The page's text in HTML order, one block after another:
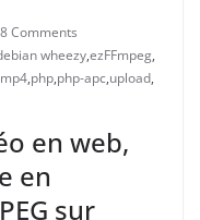
Comments
wheezy,ezFFmpeg,
mp4,php,php-apc,upload,
en web,
en
sur